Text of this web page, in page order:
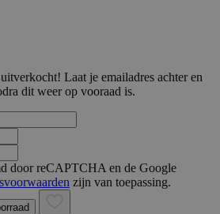
Laat je emailadres achter en
dit weer op vooraad is.
door reCAPTCHA en de Google
zijn van toepassing.